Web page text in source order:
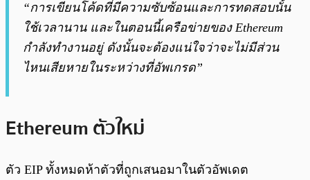
“การเขียนโค้ดที่มีความซับซ้อนและการทดสอบนั้น
ใช้เวลานาน และในตอนนี้เครือข่ายของ Ethereum
กำลังทำงานอยู่ ดังนั้นจะต้องแน่ใจว่าจะไม่มีส่วน
ไหนเสียหายในระหว่างที่อัพเกรด”
Ethereum ตัวใหม่
ตัว EIP ทั้งหมดห้าตัวที่ถูกเสนอมาในตัวอัพเดต